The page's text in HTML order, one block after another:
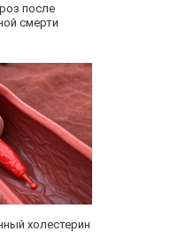
после
смерти
холестерин